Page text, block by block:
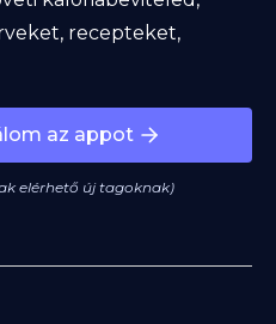
recepteket,
az appot
elérhető új tagoknak)